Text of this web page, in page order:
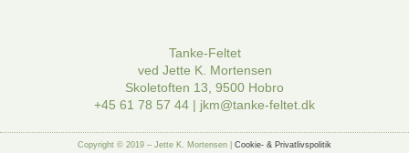
Tanke-Feltet
ved Jette K. Mortensen
Skoletoften 13, 9500 Hobro
+45 61 78 57 44 | jkm@tanke-feltet.dk
Copyright © 2019 – Jette K. Mortensen | Cookie- & Privatlivspolitik